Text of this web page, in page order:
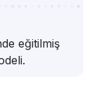
eğitilmiş